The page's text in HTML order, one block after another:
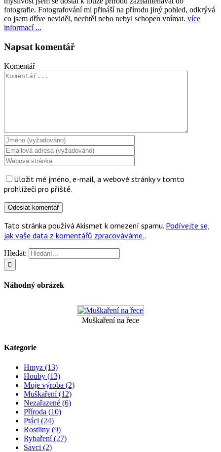
fotografie. Fotografování mi přináší na přírodu jiný pohled, odkrývá
co jsem dříve neviděl, nechtěl nebo nebyl schopen vnímat. více
informací ...
Napsat komentář
Komentář
Uložit mé jméno, e-mail, a webové stránky v tomto
prohlížeči pro příště.
Tato stránka používá Akismet k omezení spamu. Podívejte se,
jak vaše data z komentářů zpracováváme..
Hledat:
Náhodný obrázek
Muškaření na řece
Kategorie
Hmyz (13)
Houby (13)
Moje výroba (2)
Muškaření (12)
Nezařazené (6)
Příroda (10)
Ptáci (24)
Rostliny (9)
Rybaření (27)
Savci (2)